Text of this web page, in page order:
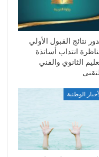
نتائج القبول الأولي
انتداب أساتذة
الثانوي والفني
الوطنية